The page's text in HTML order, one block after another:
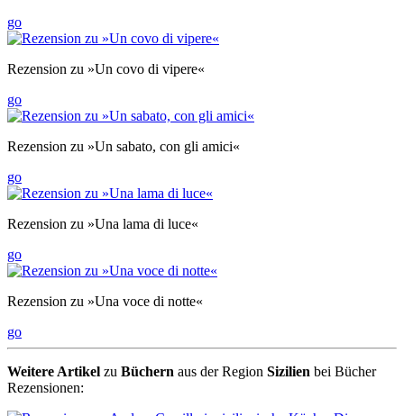
go
Rezension zu »Un covo di vipere«
go
Rezension zu »Un sabato, con gli amici«
go
Rezension zu »Una lama di luce«
go
Rezension zu »Una voce di notte«
go
Weitere Artikel zu Büchern aus der Region Sizilien bei Bücher
Rezensionen: